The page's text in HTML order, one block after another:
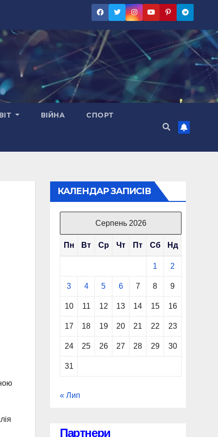
ВІЙНА СПОРТ
КАЛЕНДАР ЗАПИСІВ
Серпень 2026
Пн Вт Ср Чт Пт Сб Нд
1 2
3 4 5 6 7 8 9
10 11 12 13 14 15 16
17 18 19 20 21 22 23
24 25 26 27 28 29 30
31
« Лип
Партнери